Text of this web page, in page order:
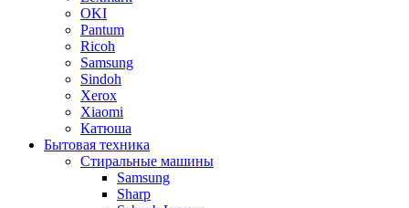
OKI
Pantum
Ricoh
Samsung
Sindoh
Xerox
Xiaomi
Катюша
Бытовая техника
Стиральные машины
Samsung
Sharp